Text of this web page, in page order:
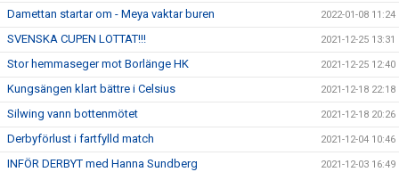
Damettan startar om - Meya vaktar buren 2022-01-08 11:24
SVENSKA CUPEN LOTTAT!!! 2021-12-25 13:31
Stor hemmaseger mot Borlänge HK 2021-12-25 12:40
Kungsängen klart bättre i Celsius 2021-12-18 22:18
Silwing vann bottenmötet 2021-12-18 20:26
Derbyförlust i fartfylld match 2021-12-04 10:46
INFÖR DERBYT med Hanna Sundberg 2021-12-03 16:49